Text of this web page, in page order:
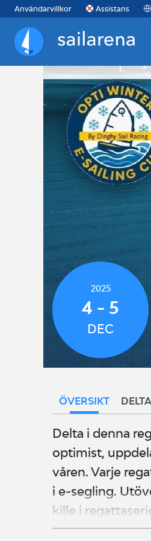
Användarvillkor Assistans
Sailarena
2025
4 - 5
DEC
ÖVERSIKT
Delta i denna
optimist,
våren. Varje
i e-segling.
kille i